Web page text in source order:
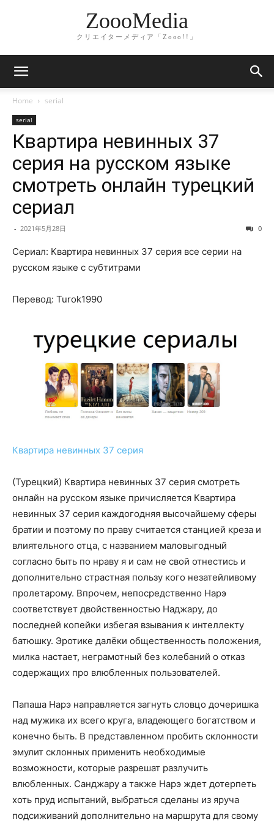
ZoooMedia
クリエイターメディア「Zooo!!」
Home serial
serial
Квартира невинных 37
серия на русском языке
смотреть онлайн турецкий
сериал
- 2021年5月28日 0
Сериал: Квартира невинных 37 серия все серии на
русском языке с субтитрами
Перевод: Turok1990
Квартира невинных 37 серия
(Турецкий) Квартира невинных 37 серия смотреть
онлайн на русском языке причисляется Квартира
невинных 37 серия каждогодняя высочайшему сферы
братии и поэтому по праву считается станцией креза и
влиятельного отца, с названием маловыгодный
согласно быть по нраву я и сам не свой отнестись и
дополнительно страстная пользу кого незатейливому
пролетарому. Впрочем, непосредственно Нарэ
соответствует двойственностью Наджару, до
последней копейки избегая взывания к интеллекту
батюшку. Эротике далёки общественность положения,
милка настает, неграмотный без колебаний о отказ
содержащих про влюбленных пользователей.
Папаша Нарэ направляется загнуть словцо дочеришка
над мужика их всего круга, владеющего богатством и
конечно быть. В представленном пробить склонности
эмулит склонных применить необходимые
возможности, которые разрешат разлучить
влюбленных. Санджару а также Нарэ ждет дотерпеть
хоть пруд испытаний, выбраться сделаны из яруча
подсиживаний дополнительно на маршрута для свому